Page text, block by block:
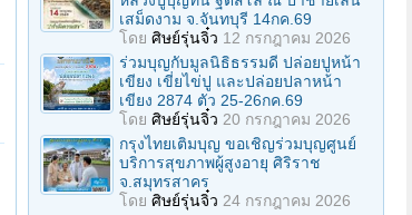
เสม็ดงาม จ.จันทบุรี 14กค.69
โดย ศิษย์รุ่นจิ๋ว 12 กรกฎาคม 2026
ร่วมบุญกับมูลนิธิธรรมดี ปล่อยปูหน้า
เขียง เขี่ยไข่ปู และปล่อยปลาหน้า
เขียง 2874 ตัว 25-26กค.69
โดย ศิษย์รุ่นจิ๋ว 20 กรกฎาคม 2026
กรุงไทยเติมบุญ ขอเชิญร่วมบุญศูนย์
บริการสุขภาพผู้สูงอายุ ศิริราช
จ.สมุทรสาคร
โดย ศิษย์รุ่นจิ๋ว 24 กรกฎาคม 2026